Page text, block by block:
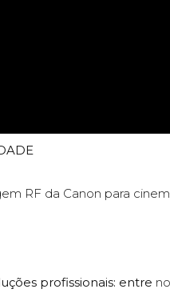
RF da Canon para
profissionais: entre